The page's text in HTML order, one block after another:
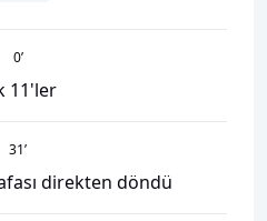
0’
11'ler
31’
direkten döndü